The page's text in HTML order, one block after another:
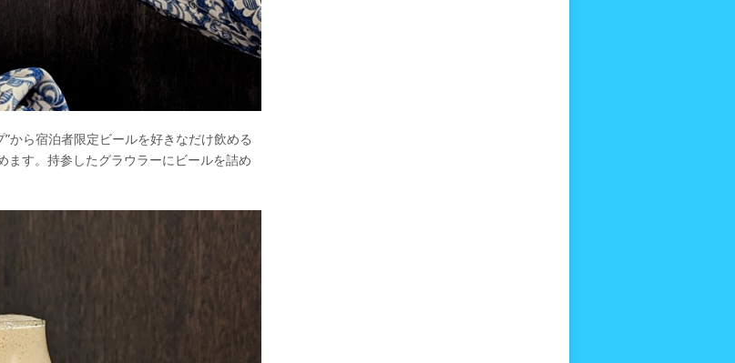
から宿泊者限定ビールを好きなだけ飲める
ます。持参したグラウラーにビールを詰め